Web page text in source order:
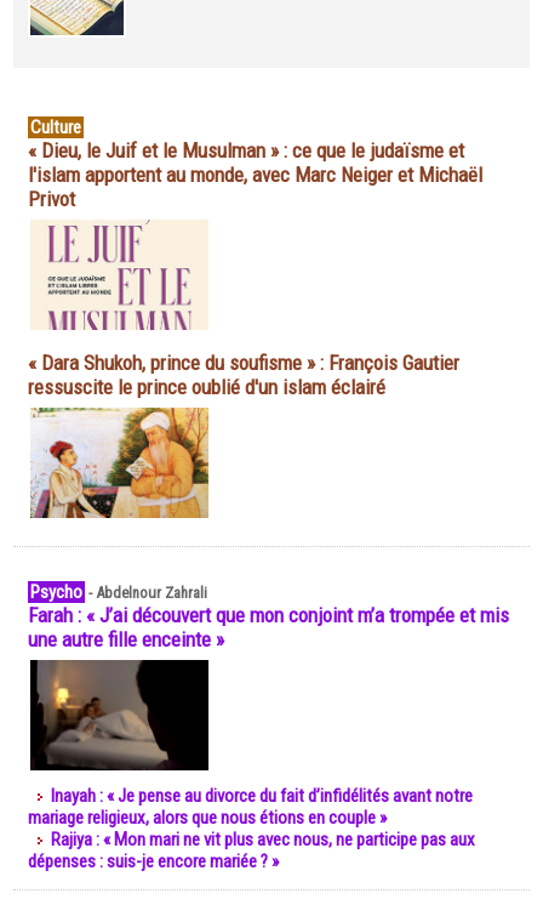
Culture
« Dieu, le Juif et le Musulman » : ce que le judaïsme et
l'islam apportent au monde, avec Marc Neiger et Michaël
Privot
« Dara Shukoh, prince du soufisme » : François Gautier
ressuscite le prince oublié d'un islam éclairé
Psycho -Abdelnour Zahrali
Farah : « J’ai découvert que mon conjoint m’a trompée et mis
une autre fille enceinte »
Inayah : « Je pense au divorce du fait d’infidélités avant notre
mariage religieux, alors que nous étions en couple »
Rajiya : « Mon mari ne vit plus avec nous, ne participe pas aux
dépenses : suis-je encore mariée ? »